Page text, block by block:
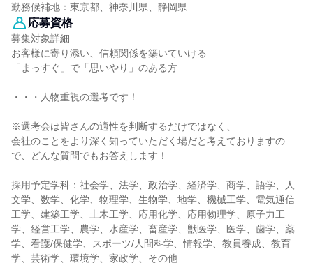
勤務候補地：東京都、神奈川県、静岡県
応募資格
募集対象詳細
お客様に寄り添い、信頼関係を築いていける
「まっすぐ」で「思いやり」のある方
・・・人物重視の選考です！
※選考会は皆さんの適性を判断するだけではなく、
会社のことをより深く知っていただく場だと考えておりますの
で、どんな質問でもお答えします！
採用予定学科：社会学、法学、政治学、経済学、商学、語学、人
文学、数学、化学、物理学、生物学、地学、機械工学、電気通信
工学、建築工学、土木工学、応用化学、応用物理学、原子力工
学、経営工学、農学、水産学、畜産学、獣医学、医学、歯学、薬
学、看護/保健学、スポーツ/人間科学、情報学、教員養成、教育
学、芸術学、環境学、家政学、その他